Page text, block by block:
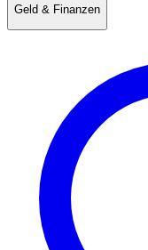
Geld & Finanzen